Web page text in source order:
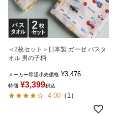
＜2枚セット＞日本製 ガーゼ バスタ
オル 男の子柄
メーカー希望小売価格 ¥3,476
特価 ¥3,399税込
4.00 （ 1）